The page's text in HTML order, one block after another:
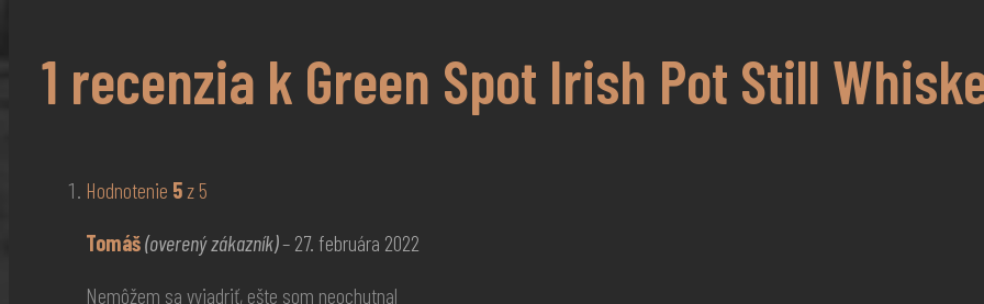
1 recenzia k Green Spot Irish Pot Still
Hodnotenie 5 z 5
Tomáš(overený zákazník)– 27. februára 2022
Nemôžem sa vyjadriť, ešte som neochutnal